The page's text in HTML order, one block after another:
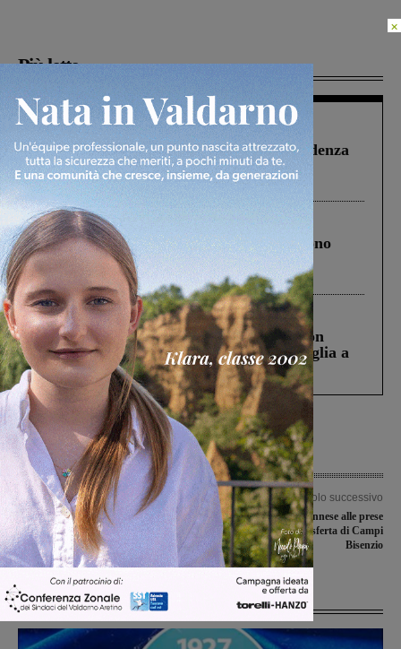
Più lette
Figline Incisa Valdarno 1 Agosto 2026
Piscina di Figline finanziata oltre la scadenza
Pnrr, il gruppo di Fratelli d’Italia: “Un
ringraziamento al Governo”
Cronaca 4 Agosto 2026
Un anno fa la strage in A1 in cui morirono
Gianni, Giulia e Franco. Lo schianto, il
processo, lo stop ai sorpassi fra tir....
Cronaca 3 Agosto 2026
Scomparso da una struttura di Castiglion
Fiorentino l’uomo che aveva ucciso la figlia a
Levane nel 2020
Articolo precedente
Manifatturiero e moda, ancora tanta
incertezza per il futuro. La crisi si fa
sentire: chiude un calzaturificio
Articolo successivo
La Futsal Sangiovannese alle prese
con la difficile trasferta di Campi
Bisenzio
Ultime Notizie
×